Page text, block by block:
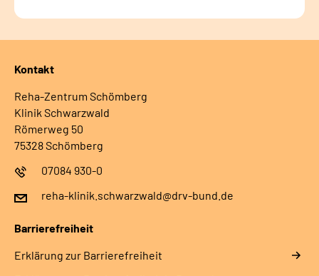
Kontakt
Reha-Zentrum Schömberg
Klinik Schwarzwald
Römerweg 50
75328 Schömberg
07084 930-0
reha-klinik.schwarzwald@drv-bund.de
Barrierefreiheit
Erklärung zur Barrierefreiheit